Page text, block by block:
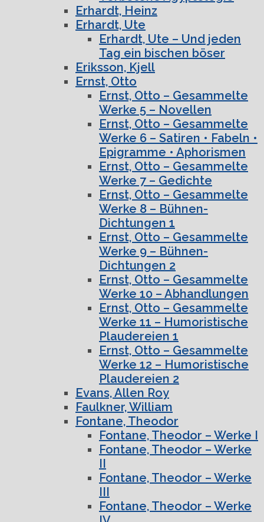
Erhardt, Heinz
Erhardt, Ute
Erhardt, Ute – Und jeden
Tag ein bischen böser
Eriksson, Kjell
Ernst, Otto
Ernst, Otto – Gesammelte
Werke 5 – Novellen
Ernst, Otto – Gesammelte
Werke 6 – Satiren • Fabeln •
Epigramme • Aphorismen
Ernst, Otto – Gesammelte
Werke 7 – Gedichte
Ernst, Otto – Gesammelte
Werke 8 – Bühnen-
Dichtungen 1
Ernst, Otto – Gesammelte
Werke 9 – Bühnen-
Dichtungen 2
Ernst, Otto – Gesammelte
Werke 10 – Abhandlungen
Ernst, Otto – Gesammelte
Werke 11 – Humoristische
Plaudereien 1
Ernst, Otto – Gesammelte
Werke 12 – Humoristische
Plaudereien 2
Evans, Allen Roy
Faulkner, William
Fontane, Theodor
Fontane, Theodor – Werke I
Fontane, Theodor – Werke
II
Fontane, Theodor – Werke
III
Fontane, Theodor – Werke